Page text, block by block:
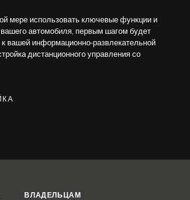
мере использовать ключевые функции и
автомобиля, первым шагом будет
вашей информационно-развлекательной
дистанционного управления со
ВЛАДЕЛЬЦАМ